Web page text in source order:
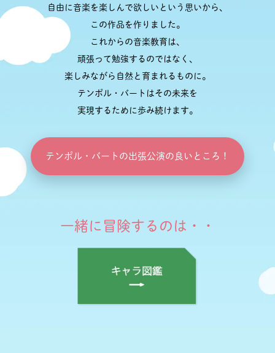
自由に音楽を楽しんで欲しいという思いから、
この作品を作りました。
これからの音楽教育は、
頑張って勉強するのではなく、
楽しみながら自然と育まれるものに。
テンポル・バートはその未来を
実現するために歩み続けます。
テンポル・バートの出張公演の良いところ！
一緒に冒険するのは・・